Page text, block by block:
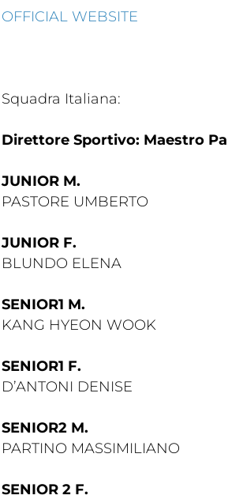
Photogallery
Cerca
Federazione
OFFICIAL WEBSITE
Squadra Italiana:
Direttore Sportivo: Maestro
JUNIOR M.
PASTORE UMBERTO
JUNIOR F.
BLUNDO ELENA
SENIOR1 M.
KANG HYEON WOOK
SENIOR1 F.
D’ANTONI DENISE
SENIOR2 M.
PARTINO MASSIMILIANO
SENIOR 2 F.